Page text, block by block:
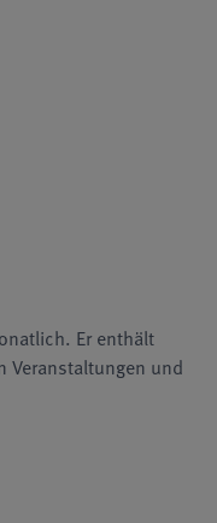
Er enthält
Veranstaltungen und